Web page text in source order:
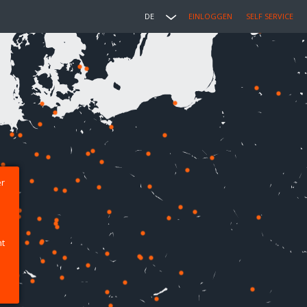
DE EINLOGGEN SELF SERVICE